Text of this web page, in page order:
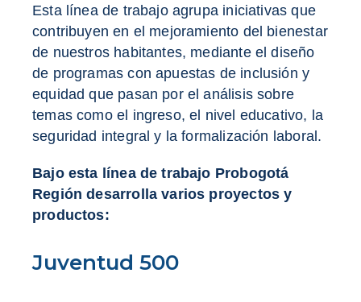
Esta línea de trabajo agrupa iniciativas que
contribuyen en el mejoramiento del bienestar
de nuestros habitantes, mediante el diseño
de programas con apuestas de inclusión y
equidad que pasan por el análisis sobre
temas como el ingreso, el nivel educativo, la
seguridad integral y la formalización laboral.
Bajo esta línea de trabajo Probogotá
Región desarrolla varios proyectos y
productos:
Juventud 500